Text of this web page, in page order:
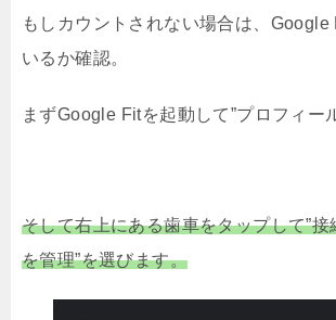
もしカウントされない場合は、Google
いるか確認。
まずGoogle Fitを起動して”プロフィー
そして右上にある歯車をタップして”
を管理”を選びます。